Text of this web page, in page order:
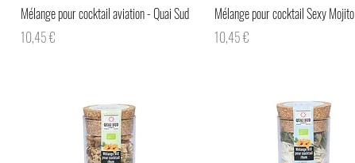
Aperçu rapide
Mélange pour cocktail aviation - Quai Sud
Prix
10,45 €
Aperçu rapide
Mélange pour cocktail Sexy Mojito
Prix
10,45 €